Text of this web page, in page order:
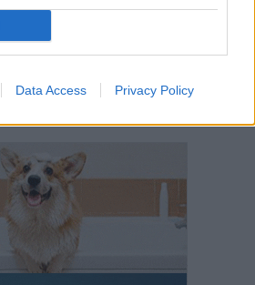
Data Access Privacy Policy